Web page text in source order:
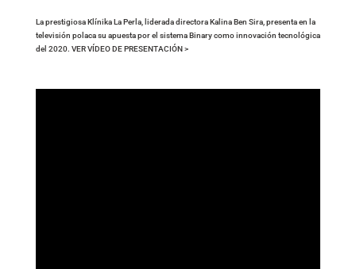
La prestigiosa Klínika La Perla, liderada directora Kalina Ben Sira, presenta en la
televisión polaca su apuesta por el sistema Binary como innovación tecnológica
del 2020. VER VÍDEO DE PRESENTACIÓN >